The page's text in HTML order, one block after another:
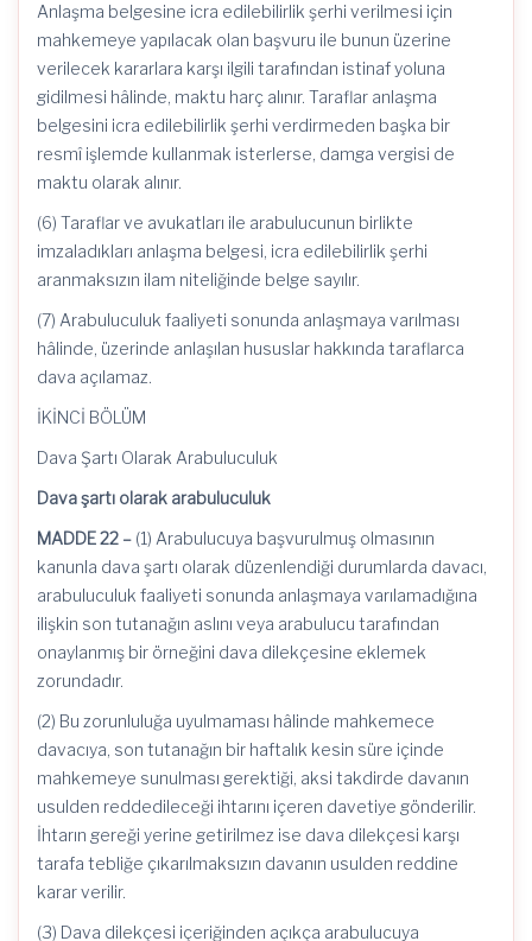
Anlaşma belgesine icra edilebilirlik şerhi verilmesi için
mahkemeye yapılacak olan başvuru ile bunun üzerine
verilecek kararlara karşı ilgili tarafından istinaf yoluna
gidilmesi hâlinde, maktu harç alınır. Taraflar anlaşma
belgesini icra edilebilirlik şerhi verdirmeden başka bir
resmî işlemde kullanmak isterlerse, damga vergisi de
maktu olarak alınır.
(6) Taraflar ve avukatları ile arabulucunun birlikte
imzaladıkları anlaşma belgesi, icra edilebilirlik şerhi
aranmaksızın ilam niteliğinde belge sayılır.
(7) Arabuluculuk faaliyeti sonunda anlaşmaya varılması
hâlinde, üzerinde anlaşılan hususlar hakkında taraflarca
dava açılamaz.
İKİNCİ BÖLÜM
Dava Şartı Olarak Arabuluculuk
Dava şartı olarak arabuluculuk
MADDE 22 – (1) Arabulucuya başvurulmuş olmasının
kanunla dava şartı olarak düzenlendiği durumlarda davacı,
arabuluculuk faaliyeti sonunda anlaşmaya varılamadığına
ilişkin son tutanağın aslını veya arabulucu tarafından
onaylanmış bir örneğini dava dilekçesine eklemek
zorundadır.
(2) Bu zorunluluğa uyulmaması hâlinde mahkemece
davacıya, son tutanağın bir haftalık kesin süre içinde
mahkemeye sunulması gerektiği, aksi takdirde davanın
usulden reddedileceği ihtarını içeren davetiye gönderilir.
İhtarın gereği yerine getirilmez ise dava dilekçesi karşı
tarafa tebliğe çıkarılmaksızın davanın usulden reddine
karar verilir.
(3) Dava dilekçesi içeriğinden açıkça arabulucuya